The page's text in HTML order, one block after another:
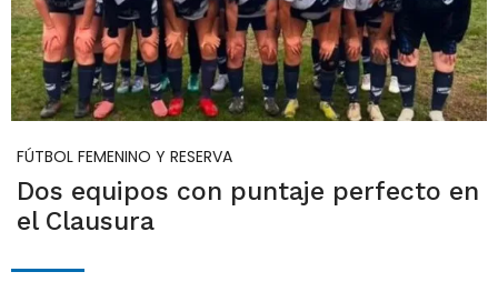
FÚTBOL FEMENINO Y RESERVA
Dos equipos con puntaje perfecto en
el Clausura